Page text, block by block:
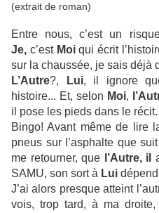
(extrait de roman)
Entre nous, c’est un
Je, c’est Moiqui écrit
sur la chaussée, je sais déjà
L’Autre?, Lui, il ignore
histoire... Et, selon Moi,
il pose les pieds dans le récit.
Bingo! Avant même de lire
pneus sur l’asphalte que
me retourner, que
l’Autre, il
SAMU, son sort à Lui
J’ai alors presque atteint
vois, trop tard, à ma droite,